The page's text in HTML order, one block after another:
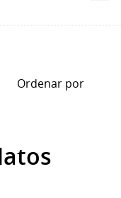
Ordenar por